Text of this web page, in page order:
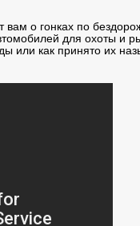
о гонках по
для охоты и
или как принято их